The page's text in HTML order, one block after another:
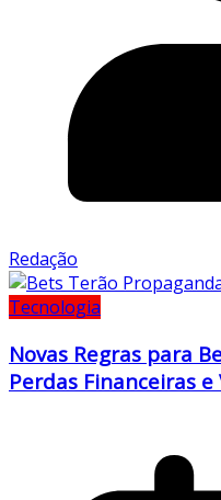
Redação
Tecnologia
Novas Regras para
Perdas Financeiras e